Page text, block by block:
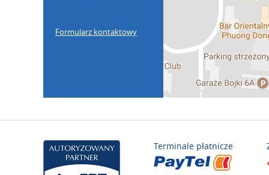
Formularz kontaktowy
Terminale płatnicze